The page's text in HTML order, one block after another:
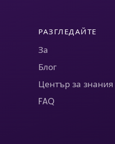
РАЗГЛЕДАЙТЕ
За
Блог
Център за знания
FAQ